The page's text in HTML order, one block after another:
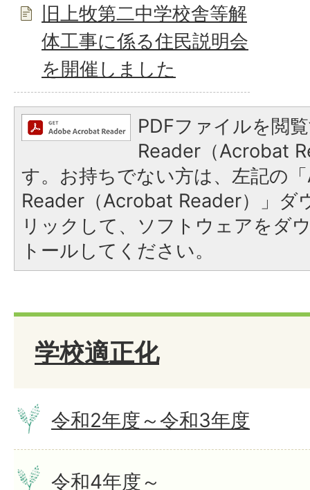
旧上牧第二中学校舎等解
体工事に係る住民説明会
を開催しました
PDFファイルを閲
Reader（Acrobat
す。お持ちでない方は、左記の
Reader（Acrobat Reader）」ダ
リックして、ソフトウェアをダ
トールしてください。
学校適正化
令和2年度～令和3年度
令和4年度～